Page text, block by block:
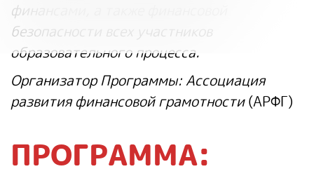
финансами, а также финансовой
безопасности всех участников
образовательного процесса.
Организатор Программы: Ассоциация
развития финансовой грамотности(АРФГ)
ПРОГРАММА: